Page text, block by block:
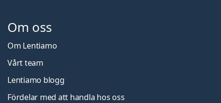
Om oss
Om Lentiamo
Vårt team
Lentiamo blogg
Fördelar med att handla hos oss